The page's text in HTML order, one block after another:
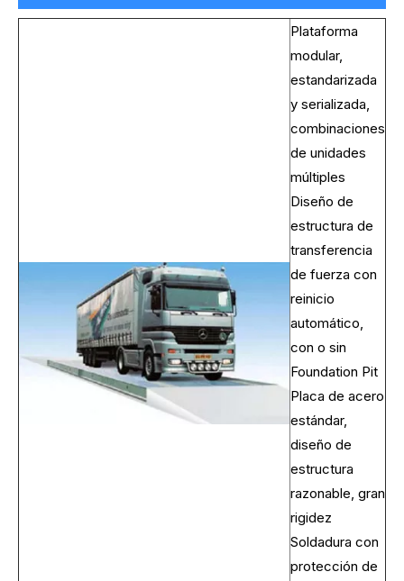
Plataforma
modular,
estandarizada
y serializada,
combinaciones
de unidades
múltiples
Diseño de
estructura de
transferencia
de fuerza con
reinicio
automático,
con o sin
Foundation Pit
Placa de acero
estándar,
diseño de
estructura
razonable, gran
rigidez
Soldadura con
protección de